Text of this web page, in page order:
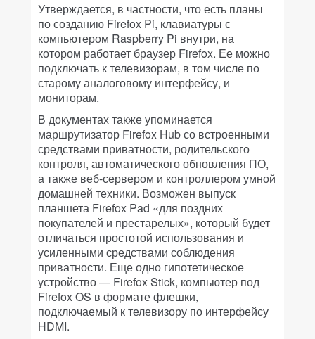
Утверждается, в частности, что есть планы
по созданию Firefox Pi, клавиатуры с
компьютером Raspberry Pi внутри, на
котором работает браузер Firefox. Ее можно
подключать к телевизорам, в том числе по
старому аналоговому интерфейсу, и
мониторам.
В документах также упоминается
маршрутизатор Firefox Hub со встроенными
средствами приватности, родительского
контроля, автоматического обновления ПО,
а также веб-сервером и контроллером умной
домашней техники. Возможен выпуск
планшета Firefox Pad «для поздних
покупателей и престарелых», который будет
отличаться простотой использования и
усиленными средствами соблюдения
приватности. Еще одно гипотетическое
устройство — Firefox Stick, компьютер под
Firefox OS в формате флешки,
подключаемый к телевизору по интерфейсу
HDMI.